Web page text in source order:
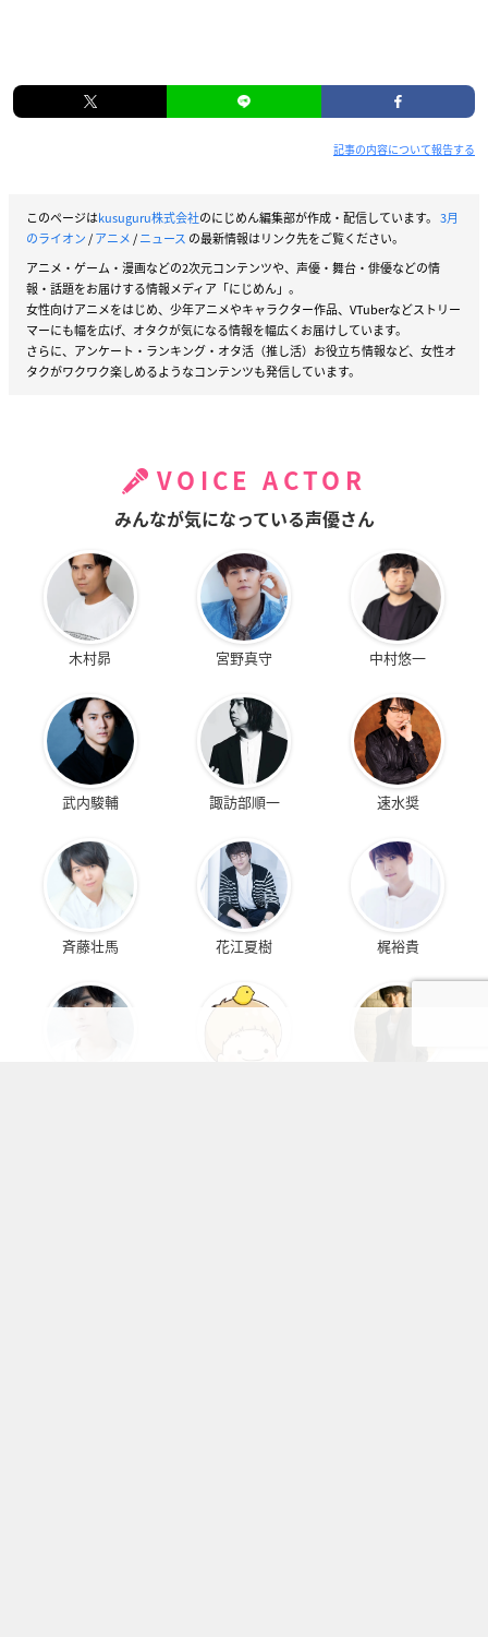
記事の内容について報告する
このページはkusuguru株式会社のにじめん編集部が作成・配信しています。 3月
のライオン/アニメ/ニュース の最新情報はリンク先をご覧ください。
アニメ・ゲーム・漫画などの2次元コンテンツや、声優・舞台・俳優などの情
報・話題をお届けする情報メディア「にじめん」。
女性向けアニメをはじめ、少年アニメやキャラクター作品、VTuberなどストリー
マーにも幅を広げ、オタクが気になる情報を幅広くお届けしています。
さらに、アンケート・ランキング・オタ活（推し活）お役立ち情報など、女性オ
タクがワクワク楽しめるようなコンテンツも発信しています。
VOICE ACTOR
みんなが気になっている声優さん
木村昴 宮野真守 中村悠一
武内駿輔 諏訪部順一 速水奨
斉藤壮馬 花江夏樹 梶裕貴